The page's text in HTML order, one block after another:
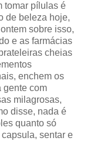
tomar pílulas é
de beleza hoje,
sobre isso,
e as farmácias
cheias
enchem os
gente com
milagrosas,
disse, nada é
quanto só
sentar e